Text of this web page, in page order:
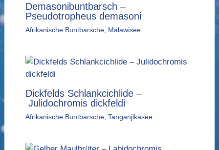
Demasonibuntbarsch –
Pseudotropheus demasoni
Afrikanische Buntbarsche, Malawisee
Dickfelds Schlankcichlide –
Julidochromis dickfeldi
Afrikanische Buntbarsche, Tanganjikasee